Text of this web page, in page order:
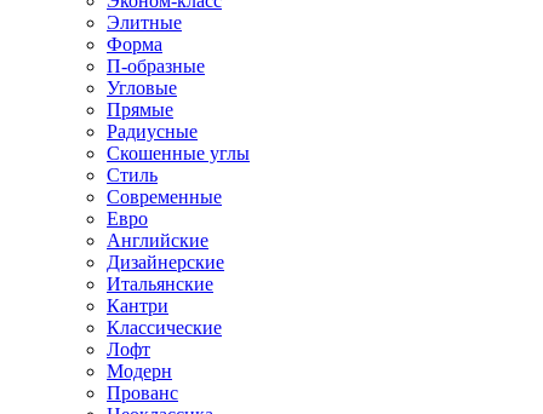
Элитные
Форма
П-образные
Угловые
Прямые
Радиусные
Скошенные углы
Стиль
Современные
Евро
Английские
Дизайнерские
Итальянские
Кантри
Классические
Лофт
Модерн
Прованс